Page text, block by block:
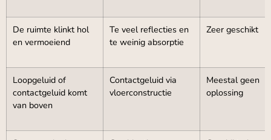
De ruimte klinkt hol
en vermoeiend
Te veel reflecties en
te weinig absorptie
Zeer geschikt
Loopgeluid of
contactgeluid komt
van boven
Contactgeluid via
vloerconstructie
Meestal geen
oplossing